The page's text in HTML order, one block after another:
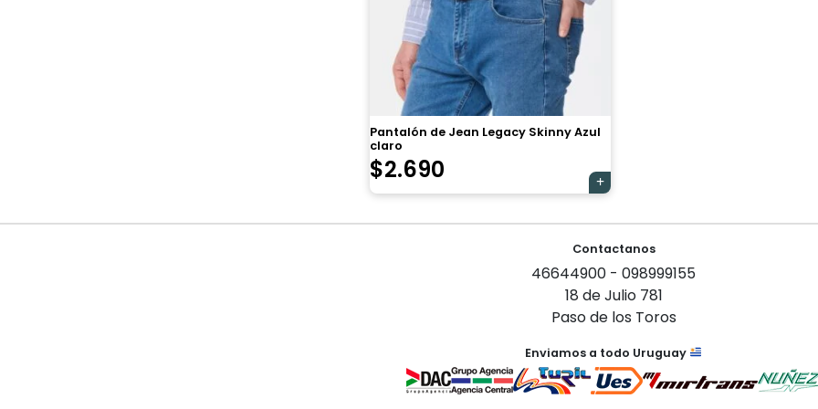
Pantalón de Jean Legacy Skinny Azul
claro
$2.690
Navegación
Contactanos
46644900 - 098999155
18 de Julio 781
Paso de los Toros
Enviamos a todo Uruguay